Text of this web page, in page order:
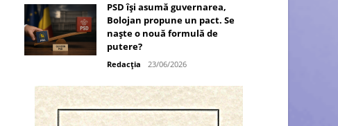
PSD își asumă guvernarea,
Bolojan propune un pact. Se
naște o nouă formulă de
putere?
Redacția 23/06/2026